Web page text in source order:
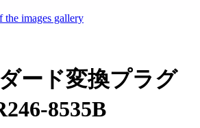
the images gallery
ード変換プラグ
8535B